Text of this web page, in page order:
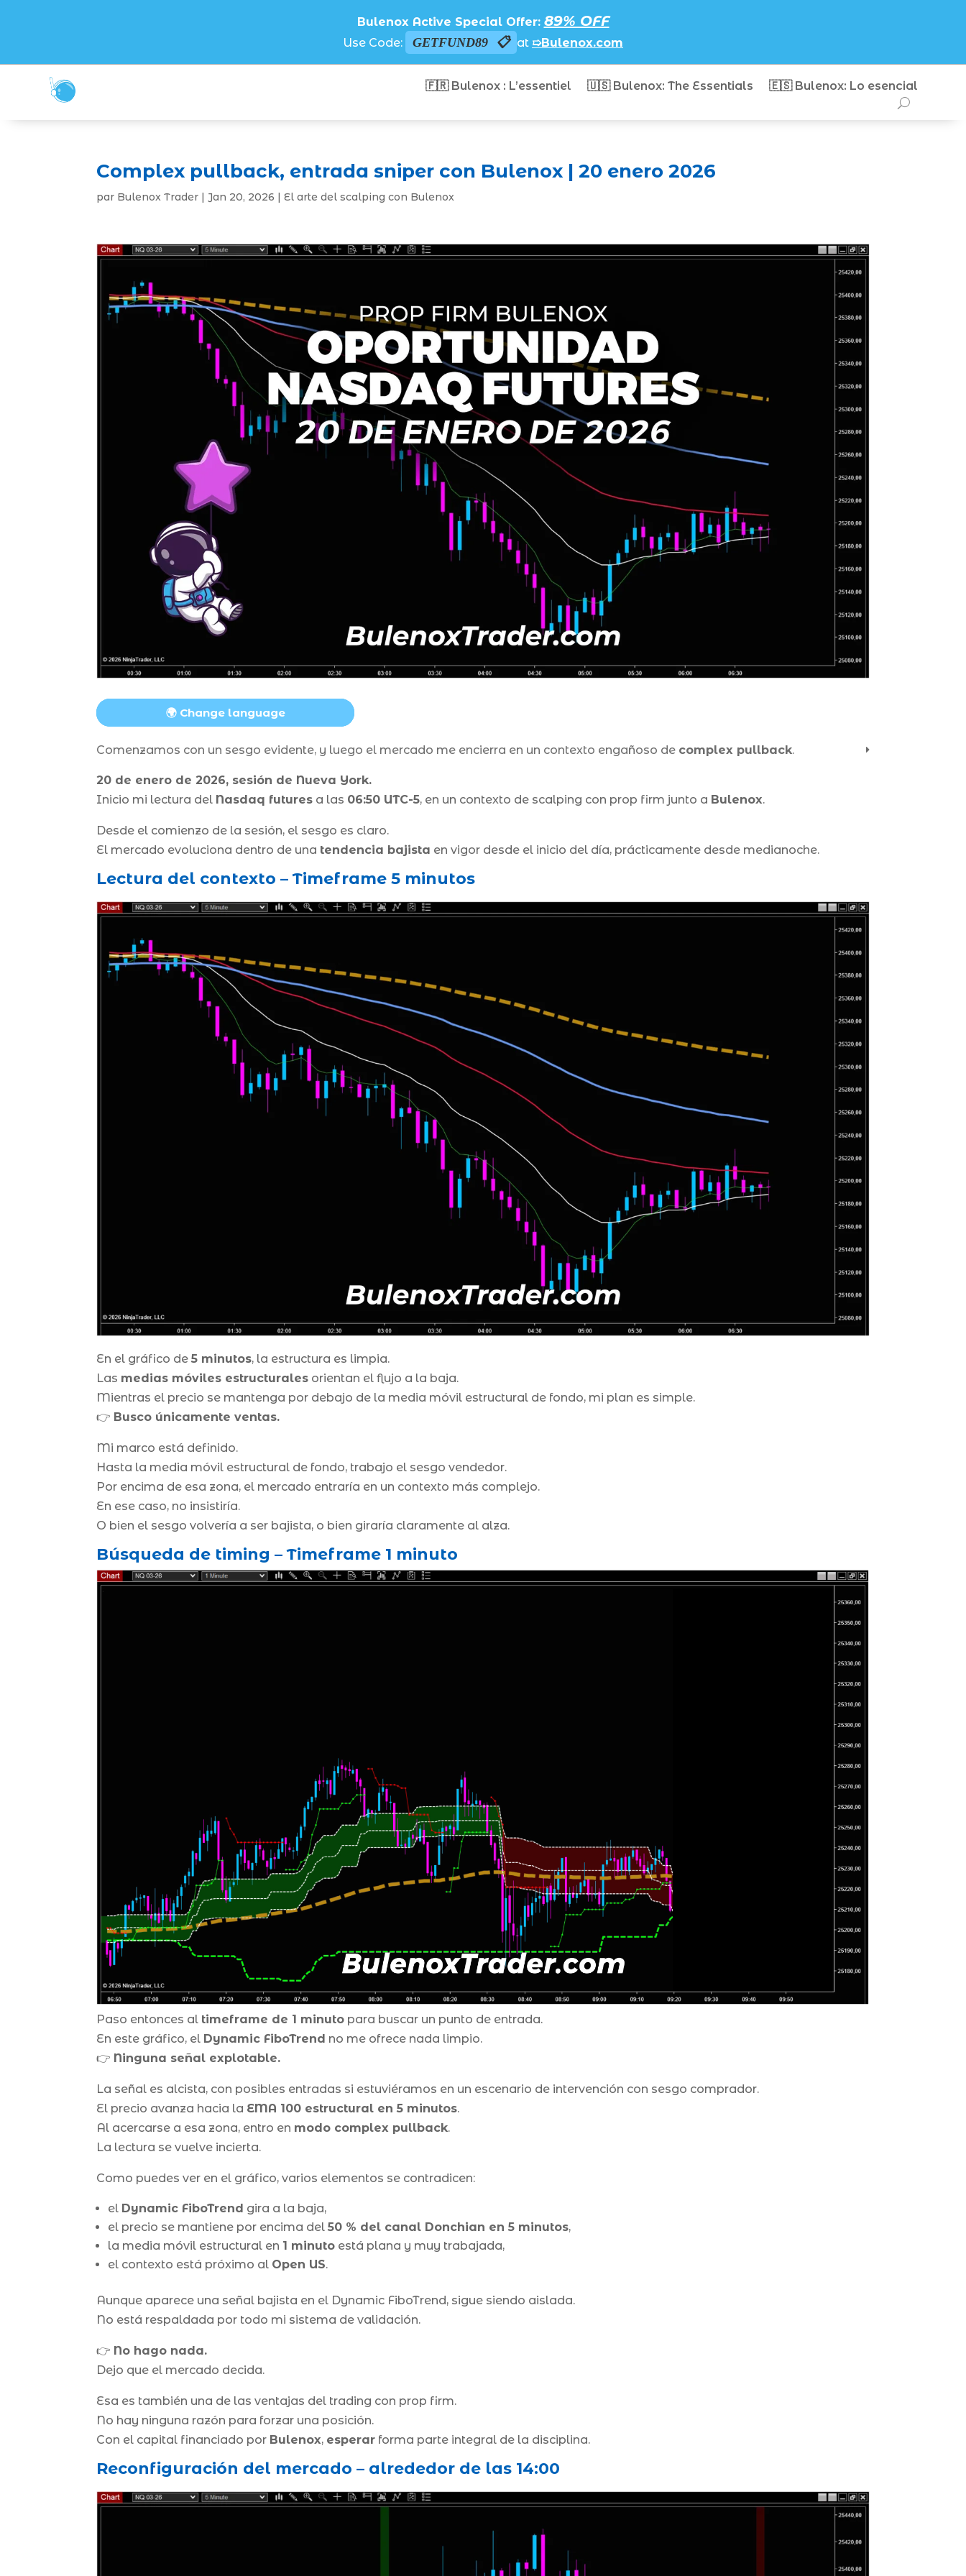
Bulenox Active Special Offer: 89% OFF
Use Code: GETFUND89 at ➯Bulenox.com
🇫🇷 Bulenox : L’essentiel 🇺🇸 Bulenox: The Essentials 🇪🇸 Bulenox: Lo esencial
Complex pullback, entrada sniper con Bulenox | 20 enero 2026
par Bulenox Trader | Jan 20, 2026 |El arte del scalping con Bulenox
🌍 Change language
Comenzamos con un sesgo evidente, y luego el mercado me encierra en un contexto engañoso de complex pullback.
20 de enero de 2026, sesión de Nueva York.
Inicio mi lectura del Nasdaq futures a las 06:50 UTC-5, en un contexto de scalping con prop firm junto a Bulenox.
Desde el comienzo de la sesión, el sesgo es claro.
El mercado evoluciona dentro de una tendencia bajista en vigor desde el inicio del día, prácticamente desde medianoche.
Lectura del contexto – Timeframe 5 minutos
En el gráfico de5 minutos, la estructura es limpia.
Las medias móviles estructurales orientan el flujo a la baja.
Mientras el precio se mantenga por debajo de la media móvil estructural de fondo, mi plan es simple.
👉 Busco únicamente ventas.
Mi marco está definido.
Hasta la media móvil estructural de fondo, trabajo el sesgo vendedor.
Por encima de esa zona, el mercado entraría en un contexto más complejo.
En ese caso, no insistiría.
O bien el sesgo volvería a ser bajista, o bien giraría claramente al alza.
Búsqueda de timing – Timeframe 1 minuto
Paso entonces al timeframe de 1 minuto para buscar un punto de entrada.
En este gráfico, el Dynamic FiboTrend no me ofrece nada limpio.
👉 Ninguna señal explotable.
La señal es alcista, con posibles entradas si estuviéramos en un escenario de intervención con sesgo comprador.
El precio avanza hacia la EMA 100 estructural en 5 minutos.
Al acercarse a esa zona, entro en modo complex pullback.
La lectura se vuelve incierta.
Como puedes ver en el gráfico, varios elementos se contradicen:
el Dynamic FiboTrend gira a la baja,
el precio se mantiene por encima del50 % del canal Donchian en 5 minutos,
la media móvil estructural en 1 minuto está plana y muy trabajada,
el contexto está próximo al Open US.
Aunque aparece una señal bajista en el Dynamic FiboTrend, sigue siendo aislada.
No está respaldada por todo mi sistema de validación.
👉 No hago nada.
Dejo que el mercado decida.
Esa es también una de las ventajas del trading con prop firm.
No hay ninguna razón para forzar una posición.
Con el capital financiado por Bulenox, esperar forma parte integral de la disciplina.
Reconfiguración del mercado – alrededor de las 14:00